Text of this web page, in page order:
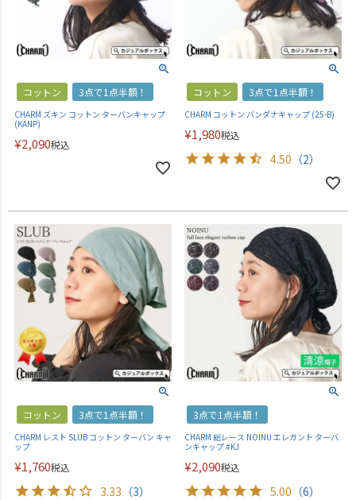
コットン 3点で1点半額！
CHARM ズキン コットン ターバンキャップ
(KANP)
¥2,090税込
コットン 3点で1点半額！
CHARM コットン バンダナキャップ (25-B)
¥1,980税込
4.50 （2）
コットン 3点で1点半額！
CHARM レスト SLUB コットン ターバン キャ
ップ
¥1,760税込
3.33 （3）
3点で1点半額！
CHARM 総レース NOINU エレガント ターバ
ンキャップ #KJ
¥2,090税込
5.00 （6）